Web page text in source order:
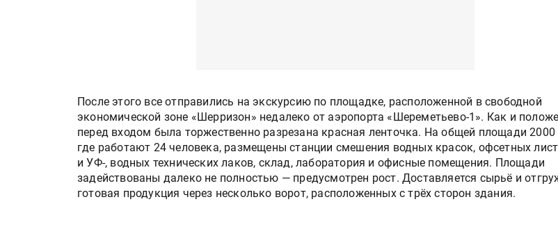
После этого все отправились на экскурсию по площадке, расположенной в свободной
экономической зоне «Шерризон» недалеко от аэропорта «Шереметьево-1». Как и
перед входом была торжественно разрезана красная ленточка. На общей площади
где работают 24 человека, размещены станции смешения водных красок, офсетных
и УФ-, водных технических лаков, склад, лаборатория и офисные помещения. Площади
задействованы далеко не полностью — предусмотрен рост. Доставляется сырьё и
готовая продукция через несколько ворот, расположенных с трёх сторон здания.